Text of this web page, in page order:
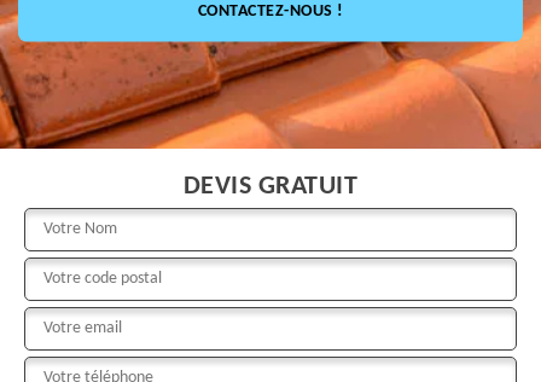
CONTACTEZ-NOUS !
DEVIS GRATUIT